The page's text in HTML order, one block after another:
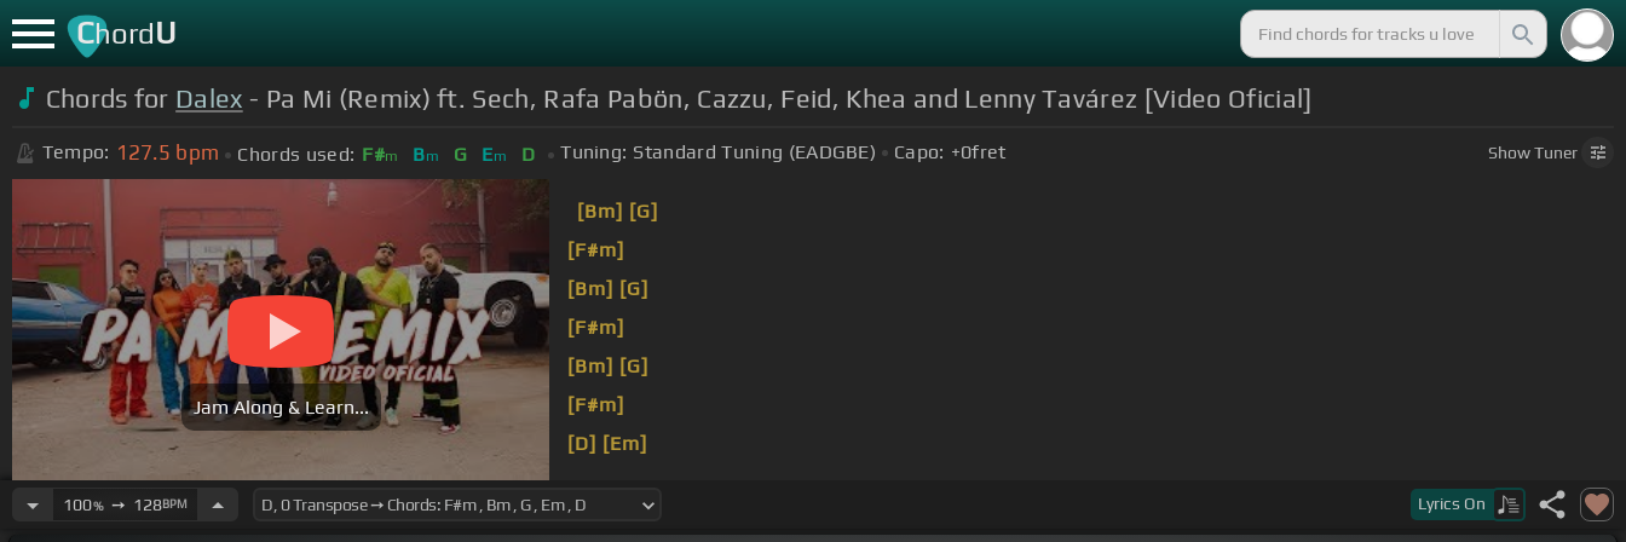
ChordU
Chords for Dalex - Pa Mi (Remix) ft. Sech, Rafa Pabön, Cazzu, Feid, Khea and Lenny Tavárez [Video Oficial]
Tempo: 127.5 bpm Chords used: F#m Bm G Em D Tuning: Standard Tuning (EADGBE) Capo: +0fret ShowTuner
Jam Along & Learn...
[Bm] [G]
[F#m]
[Bm] [G]
[F#m]
[Bm] [G]
[F#m]
[D] [Em]
100%➙ 128BPM Lyrics On